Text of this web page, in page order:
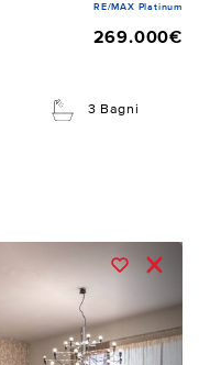
RE/MAX Platinum
269.000€
3 Bagni